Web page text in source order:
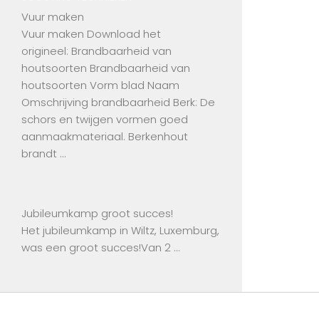
Vuur maken
Vuur maken Download het
origineel: Brandbaarheid van
houtsoorten Brandbaarheid van
houtsoorten Vorm blad Naam
Omschrijving brandbaarheid Berk: De
schors en twijgen vormen goed
aanmaakmateriaal. Berkenhout
brandt …
Jubileumkamp groot succes!
Het jubileumkamp in Wiltz, Luxemburg,
was een groot succes!Van 2 …